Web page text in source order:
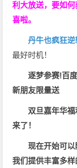
利大放送，要如
喜啦。
丹牛也疯狂逆
最好时机！
逐梦参赛!百
新朋友限量送
双旦嘉年华福
来了！
现在开始可以
我们提供丰富多